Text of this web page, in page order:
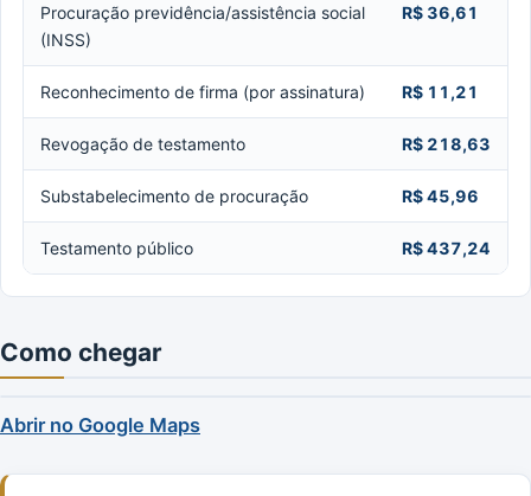
Procuração previdência/assistência social
(INSS)
R$ 36,61
Reconhecimento de firma (por assinatura) R$ 11,21
Revogação de testamento R$ 218,63
Substabelecimento de procuração R$ 45,96
Testamento público R$ 437,24
Como chegar
Abrir no Google Maps